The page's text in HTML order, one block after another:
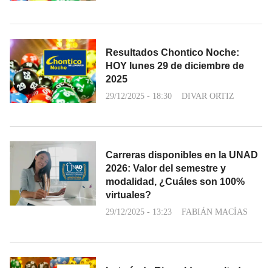
Resultados Chontico Noche:
HOY lunes 29 de diciembre de
2025
29/12/2025 - 18:30 DIVAR ORTIZ
Carreras disponibles en la UNAD
2026: Valor del semestre y
modalidad, ¿Cuáles son 100%
virtuales?
29/12/2025 - 13:23 FABIÁN MACÍAS